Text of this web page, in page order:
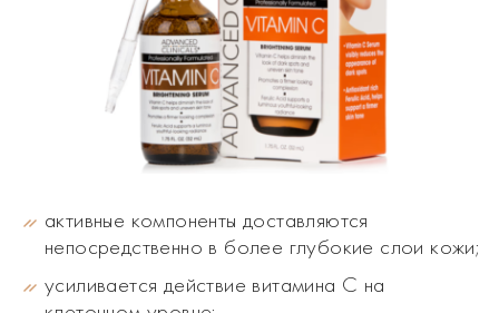
активные компоненты доставляются
непосредственно в более глубокие слои кожи;
усиливается действие витамина C на